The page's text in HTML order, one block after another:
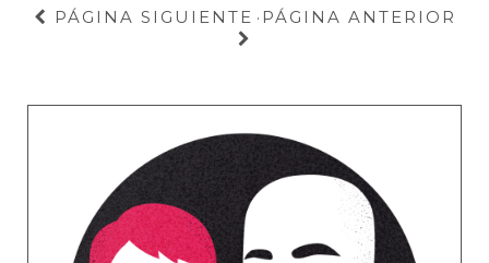
PÁGINA SIGUIENTE · PÁGINA ANTERIOR